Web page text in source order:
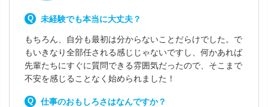
未経験でも本当に大丈夫？
もちろん、自分も最初は分からないことだらけでした。で
もいきなり全部任される感じじゃないですし、何かあれば
先輩たちにすぐに質問できる雰囲気だったので、そこまで
不安を感じることなく始められました！
仕事のおもしろさはなんですか？